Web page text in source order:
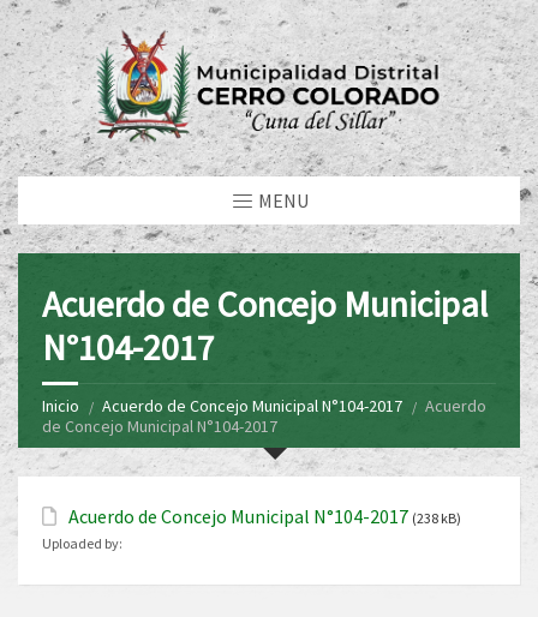
MENU
Acuerdo de Concejo Municipal
N°104-2017
Inicio Acuerdo de Concejo Municipal N°104-2017
Acuerdo
de Concejo Municipal N°104-2017
Acuerdo de Concejo Municipal N°104-2017 (238 kB)
Uploaded by: